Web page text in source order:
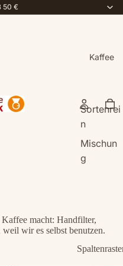
50 €
Kaffee
Sortenrei
n
Mischun
g
macht: Handfilter,
wir es selbst benutzen.